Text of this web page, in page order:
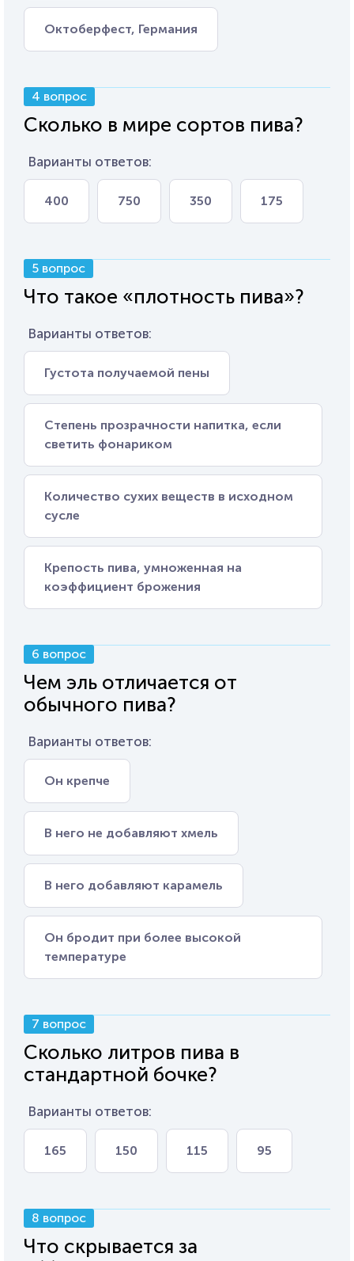
Октоберфест, Германия
4 вопрос
Сколько в мире сортов пива?
Варианты ответов:
400 750 350 175
5 вопрос
Что такое «плотность пива»?
Варианты ответов:
Густота получаемой пены
Степень прозрачности напитка, если
светить фонариком
Количество сухих веществ в исходном
сусле
Крепость пива, умноженная на
коэффициент брожения
6 вопрос
Чем эль отличается от
обычного пива?
Варианты ответов:
Он крепче
В него не добавляют хмель
В него добавляют карамель
Он бродит при более высокой
температуре
7 вопрос
Сколько литров пива в
стандартной бочке?
Варианты ответов:
165 150 115 95
8 вопрос
Что скрывается за